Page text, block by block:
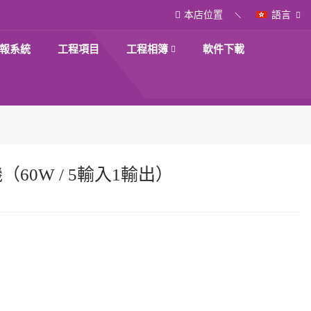
本店位置 語言
系統 工程項目 工程相簿 軟件下載
60W / 5輸入1輸出）